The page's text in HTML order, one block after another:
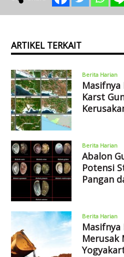
ARTIKEL TERKAIT
Berita Harian
Karst
Berita Harian
Abalon
Potensi
Pangan
Berita Harian
Merusak